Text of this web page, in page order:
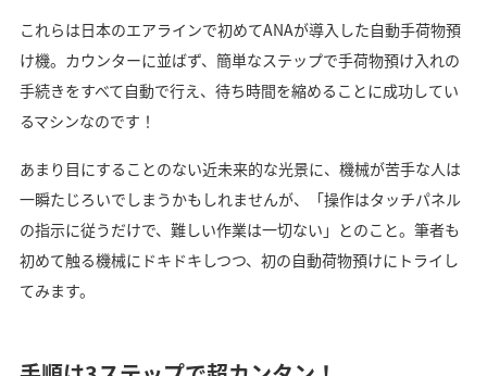
これらは日本のエアラインで初めてANAが導入した自動手荷物預
け機。カウンターに並ばず、簡単なステップで手荷物預け入れの
手続きをすべて自動で行え、待ち時間を縮めることに成功してい
るマシンなのです！
あまり目にすることのない近未来的な光景に、機械が苦手な人は
一瞬たじろいでしまうかもしれませんが、「操作はタッチパネル
の指示に従うだけで、難しい作業は一切ない」とのこと。筆者も
初めて触る機械にドキドキしつつ、初の自動荷物預けにトライし
てみます。